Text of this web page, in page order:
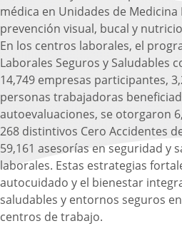
médica en Unidades de
prevención visual, bucal y
En los centros laborales, el
Laborales Seguros y Saludables
14,749 empresas participantes,
personas trabajadoras
autoevaluaciones, se otorgaron
268 distintivos Cero Accidentes
59,161 asesorías en seguridad y
laborales. Estas estrategias
autocuidado y el bienestar
saludables y entornos seguros
centros de trabajo.